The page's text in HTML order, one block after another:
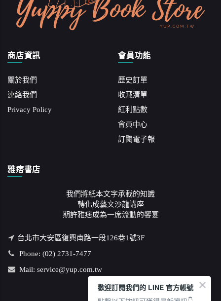
商店資訊
關於我們
連絡我們
Privacy Policy
會員功能
歷史訂單
收藏清單
紅利點數
會員中心
訂閱電子報
雅痞書店
我們將紙本文字承載的知識
轉化成藝文沙龍講座
期許雅痞成為一席流動的饗宴
台北市大安區復興南路一段126巷1號3F
Phone: (02) 2731-7477
Mail: service@yup.com.tw
歡迎訂閱我們的 LINE 官方帳號